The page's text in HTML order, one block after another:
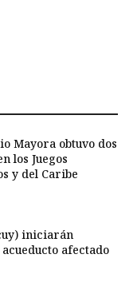
Mayora obtuvo dos
los Juegos
y del Caribe
iniciarán
afectado